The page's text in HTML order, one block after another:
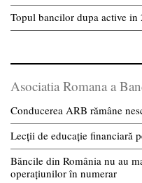
Topul bancilor dupa active in
Asociatia Romana a
Conducerea ARB rămâne
Lecții de educație financiară
Băncile din România nu au
operațiunilor în numerar